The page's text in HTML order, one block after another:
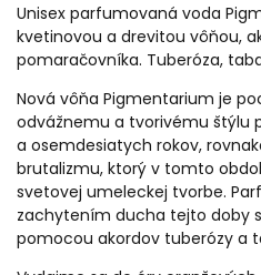
Unisex parfumovaná voda
kvetinovou a drevitou vôňou,
pomaračovníka. Tuberóza,
Nová vôňa Pigmentarium je
odvážnemu a tvorivému štýlu
a osemdesiatych rokov,
brutalizmu, ktorý v tomto
svetovej umeleckej tvorbe.
zachytením ducha tejto doby
pomocou akordov tuberózy a